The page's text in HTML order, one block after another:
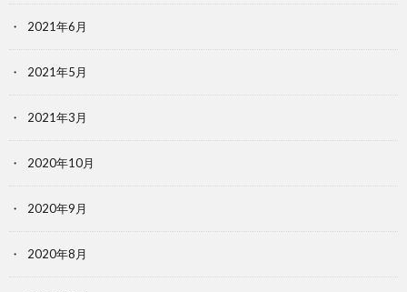
2021年6月
2021年5月
2021年3月
2020年10月
2020年9月
2020年8月